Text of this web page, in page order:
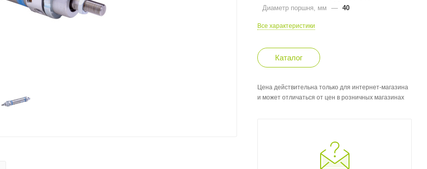
Диаметр поршня, мм
— 40
Все характеристики
Каталог
Цена действительна только для интернет-магазина
и может отличаться от цен в розничных магазинах